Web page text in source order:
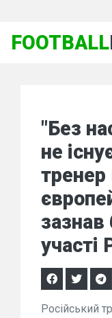
FOOTBALL
"Без
не
зазнав
участі
Російський